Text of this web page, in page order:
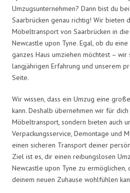
Umzugsunternehmen? Dann bist du
Saarbrücken genau richtig! Wir bieten
Möbeltransport von Saarbrücken in
Newcastle upon Tyne. Egal, ob du
ganzes Haus umziehen möchtest –
langjährigen Erfahrung und unserem
Seite.
Wir wissen, dass ein Umzug eine
kann. Deshalb übernehmen wir für
Möbeltransport, sondern bieten auch
Verpackungsservice, Demontage und
einen sicheren Transport deiner
Ziel ist es, dir einen reibungslosen
Newcastle upon Tyne zu ermöglichen,
deinem neuen Zuhause wohlfühlen